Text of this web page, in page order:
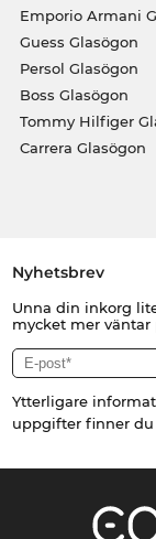
Emporio Armani
Guess Glasögon
Persol Glasögon
Boss Glasögon
Tommy Hilfiger
Carrera Glasögon
Nyhetsbrev
Unna din inkorg
mycket mer väntar
Ytterligare
uppgifter finner du